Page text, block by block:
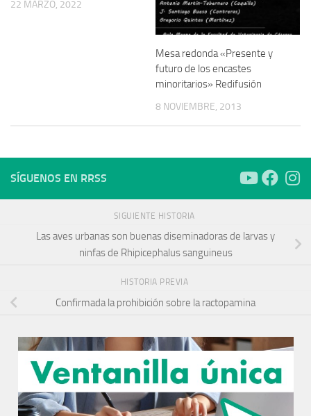
22 MARZO, 2022
Mesa redonda «Presente y
futuro de los encastes
minoritarios» Redifusión
8 NOVIEMBRE, 2013
SÍGUENOS EN RRSS
SIGUIENTE HISTORIA
Las aves urbanas son buenas diseminadoras de larvas y
ninfas de Rhipicephalus sanguineus
HISTORIA PREVIA
Confirmada la prohibición sobre la ractopamina